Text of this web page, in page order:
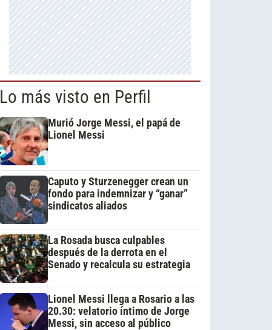
Lo más visto en Perfil
Murió Jorge Messi, el papá de
Lionel Messi
Caputo y Sturzenegger crean un
fondo para indemnizar y “ganar”
sindicatos aliados
La Rosada busca culpables
después de la derrota en el
Senado y recalcula su estrategia
Lionel Messi llega a Rosario a las
20.30: velatorio íntimo de Jorge
Messi, sin acceso al público